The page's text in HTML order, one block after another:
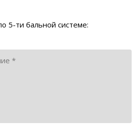
5-ти бальной системе: